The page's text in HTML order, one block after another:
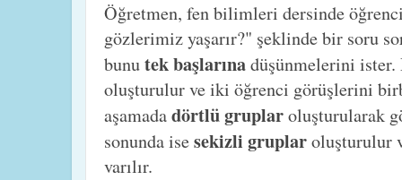
Öğretmen, fen bilimleri dersinde
gözlerimiz yaşarır?" şeklinde bir soru
bunutek başlarınadüşünmelerini
oluşturulur ve iki öğrenci görüşlerini
aşamadadörtlü gruplaroluşturularak
sonunda isesekizli gruplaroluşturulur
varılır.